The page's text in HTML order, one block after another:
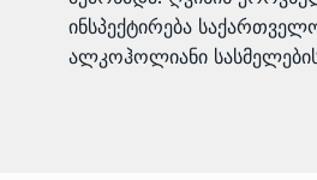
ინსპექტირება
ალკოჰოლიანი